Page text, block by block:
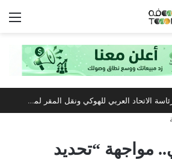
سلطنة عُمان تفوز برئاسة الاتحاد العربي للهوكي ونقل المقر لمسقط
مواجهة “تحديد